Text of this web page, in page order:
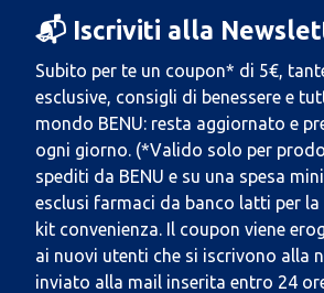
📬 Iscriviti alla
Subito per te un coupon* di 5€,
esclusive, consigli di benessere e
mondo BENU: resta aggiornato e
ogni giorno. (*Valido solo per
spediti da BENU e su una spesa
esclusi farmaci da banco latti per
kit convenienza. Il coupon viene
ai nuovi utenti che si iscrivono alla
inviato alla mail inserita entro 24